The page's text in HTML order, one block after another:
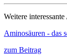
Weitere
Aminosäuren - das
zum Beitrag